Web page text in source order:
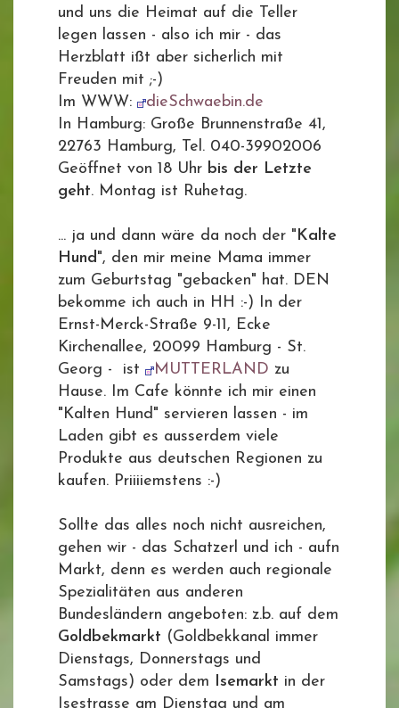
und uns die Heimat auf die Teller
legen lassen - also ich mir - das
Herzblatt ißt aber sicherlich mit
Freuden mit ;-)
Im WWW:
dieSchwaebin.de
In Hamburg: Große Brunnenstraße 41,
22763 Hamburg, Tel. 040-39902006
Geöffnet von 18 Uhr bis der Letzte
geht. Montag ist Ruhetag.
... ja und dann wäre da noch der "Kalte
Hund", den mir meine Mama immer
zum Geburtstag "gebacken" hat. DEN
bekomme ich auch in HH :-) In der
Ernst-Merck-Straße 9-11, Ecke
Kirchenallee, 20099 Hamburg - St.
Georg - ist
MUTTERLAND zu
Hause. Im Cafe könnte ich mir einen
"Kalten Hund" servieren lassen - im
Laden gibt es ausserdem viele
Produkte aus deutschen Regionen zu
kaufen. Priiiiemstens :-)
Sollte das alles noch nicht ausreichen,
gehen wir - das Schatzerl und ich - aufn
Markt, denn es werden auch regionale
Spezialitäten aus anderen
Bundesländern angeboten: z.b. auf dem
Goldbekmarkt (Goldbekkanal immer
Dienstags, Donnerstags und
Samstags) oder dem Isemarkt in der
Isestrasse am Dienstag und am